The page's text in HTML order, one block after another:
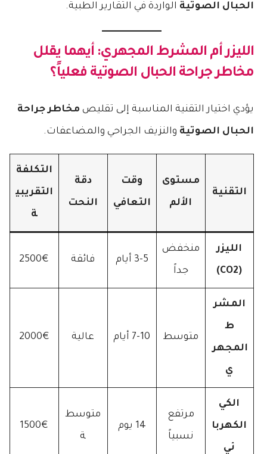
الحبال الصوتية الواردة في التقارير الطبية.
الليزر أم المشرط المجهري: أيهما يقلل
مخاطر جراحة الحبال الصوتية فعلياً؟
يؤدي اختيار التقنية المناسبة إلى تقليص مخاطر جراحة
الحبال الصوتية والنزيف الجراحي والمضاعفات.
التقنية
مستوى
الألم
وقت
التعافي
دقة
النحت
التكلفة
التقريبي
ة
الليزر
(CO2)
منخفض
جداً
3-5 أيام فائقة 2500€
المشر
ط
المجهر
ي
متوسط 7-10 أيام عالية 2000€
الكي
الكهربا
ئي
مرتفع
نسبياً
14 يوم
متوسط
ة
1500€